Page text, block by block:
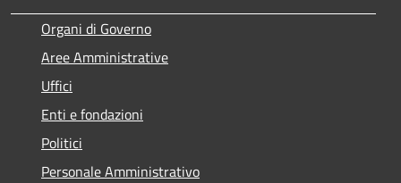
Organi di Governo
Aree Amministrative
Uffici
Enti e fondazioni
Politici
Personale Amministrativo